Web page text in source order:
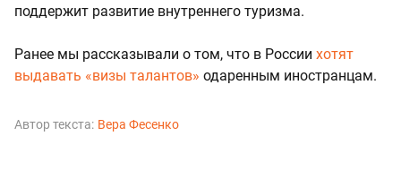
поддержит развитие внутреннего туризма.
Ранее мы рассказывали о том, что в России хотят
выдавать «визы талантов» одаренным иностранцам.
Автор текста: Вера Фесенко